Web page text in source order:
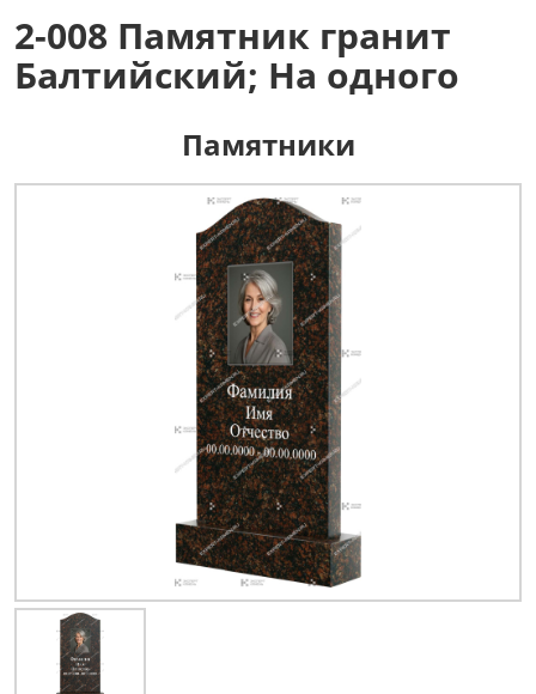
2-008 Памятник гранит
Балтийский; На одного
Памятники